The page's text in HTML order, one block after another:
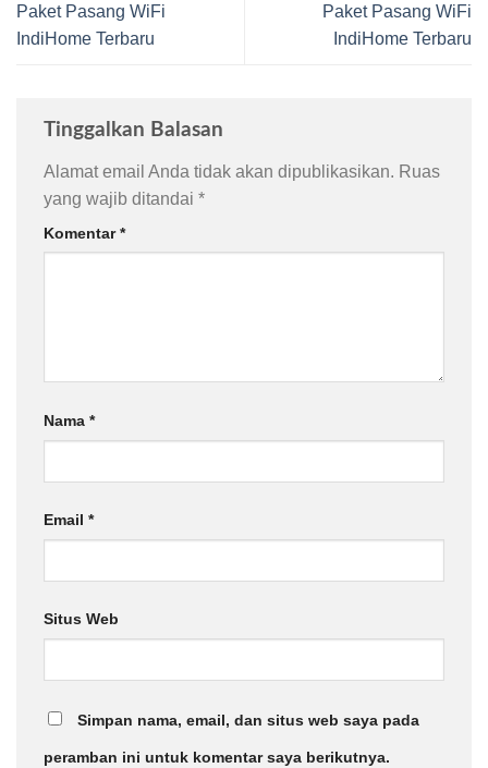
Paket Pasang WiFi
IndiHome Terbaru
Paket Pasang WiFi
IndiHome Terbaru
Tinggalkan Balasan
Alamat email Anda tidak akan dipublikasikan. Ruas
yang wajib ditandai *
Komentar*
Nama *
Email *
Situs Web
Simpan nama, email, dan situs web saya pada
peramban ini untuk komentar saya berikutnya.